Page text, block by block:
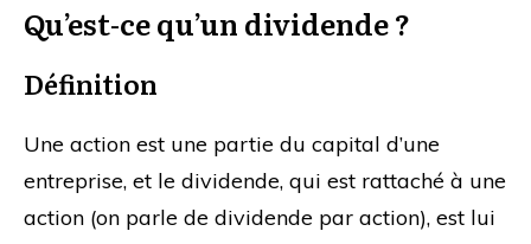
Qu’est-ce qu’un dividende ?
Définition
Une action est une partie du capital d’une
entreprise, et le dividende, qui est rattaché à une
action (on parle de dividende par action), est lui